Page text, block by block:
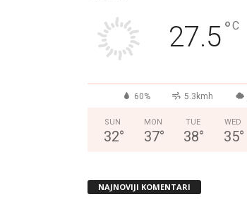
27.5°C
60% 5.3kmh
SUN
32°
MON
37°
TUE
38°
WED
35°
NAJNOVIJI KOMENTARI